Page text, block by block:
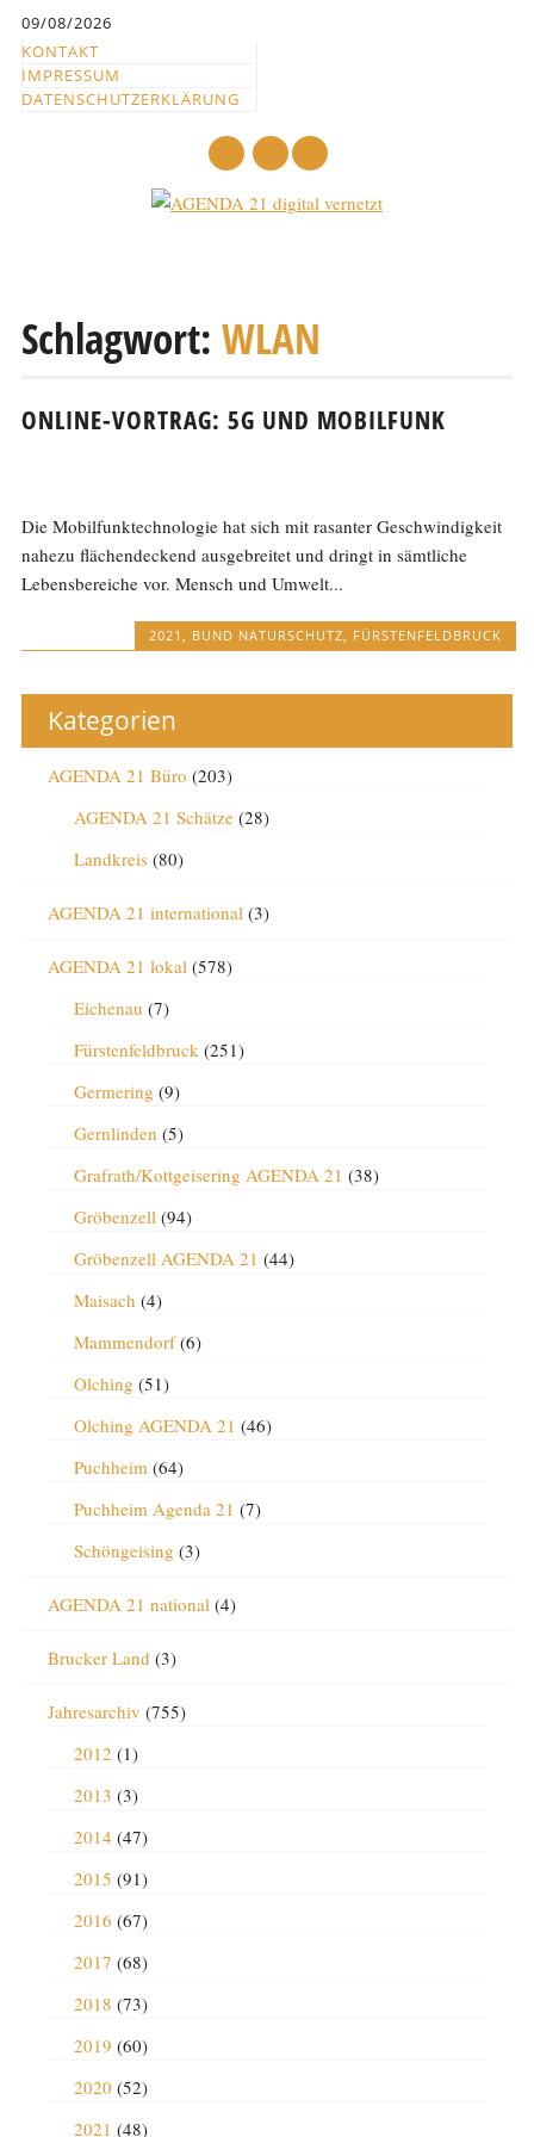
springen
09/08/2026
KONTAKT
IMPRESSUM
DATENSCHUTZERKLÄRUNG
zum
Schlagwort: WLAN
ONLINE-VORTRAG: 5G UND MOBILFUNK
Die Mobilfunktechnologie hat sich mit rasanter Geschwindigkeit
nahezu flächendeckend ausgebreitet und dringt in sämtliche
Lebensbereiche vor. Mensch und Umwelt...
2021 , BUND NATURSCHUTZ, FÜRSTENFELDBRUCK
Kategorien
AGENDA 21 Büro (203)
AGENDA 21 Schätze(28)
Landkreis(80)
AGENDA 21 international (3)
AGENDA 21 lokal (578)
Eichenau (7)
Fürstenfeldbruck (251)
Germering (9)
Gernlinden (5)
Grafrath/Kottgeisering AGENDA 21 (38)
Gröbenzell (94)
Gröbenzell AGENDA 21 (44)
Maisach (4)
Mammendorf(6)
Olching (51)
Olching AGENDA 21 (46)
Puchheim (64)
Puchheim Agenda 21 (7)
Schöngeising (3)
AGENDA 21 national (4)
Brucker Land (3)
Jahresarchiv (755)
2012 (1)
2013 (3)
2014 (47)
2015 (91)
2016 (67)
2017 (68)
2018 (73)
2019 (60)
2020 (52)
2021 (48)